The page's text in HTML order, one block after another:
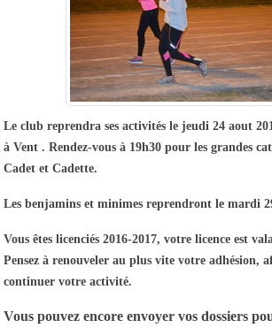
Le club reprendra ses activités le jeudi 24 aout
à Vent . Rendez-vous à 19h30 pour les grandes
Cadet et Cadette.
Les benjamins et minimes reprendront le mardi
Vous êtes licenciés 2016-2017, votre licence est
Pensez à renouveler au plus vite votre adhésion,
continuer votre activité.
Vous pouvez encore envoyer vos dossiers